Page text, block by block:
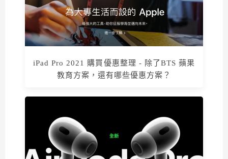
iPad Pro 2021 購買優惠整理 - 除了BTS 蘋果
教育方案，還有哪些優惠方案？